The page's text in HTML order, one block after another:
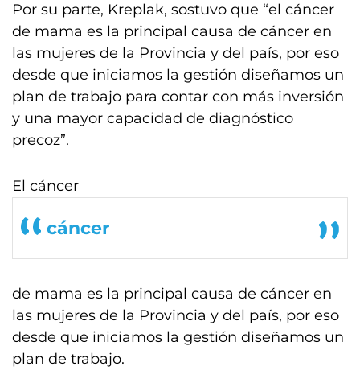
Por su parte, Kreplak, sostuvo que “el cáncer
de mama es la principal causa de cáncer en
las mujeres de la Provincia y del país, por eso
desde que iniciamos la gestión diseñamos un
plan de trabajo para contar con más inversión
y una mayor capacidad de diagnóstico
precoz”.
El cáncer
cáncer
de mama es la principal causa de cáncer en
las mujeres de la Provincia y del país, por eso
desde que iniciamos la gestión diseñamos un
plan de trabajo.